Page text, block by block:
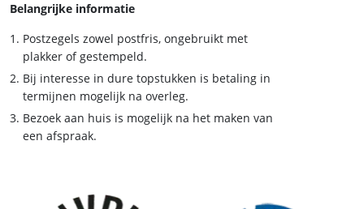
Belangrijke informatie
Postzegels zowel postfris, ongebruikt met
plakker of gestempeld.
Bij interesse in dure topstukken is betaling in
termijnen mogelijk na overleg.
Bezoek aan huis is mogelijk na het maken van
een afspraak.